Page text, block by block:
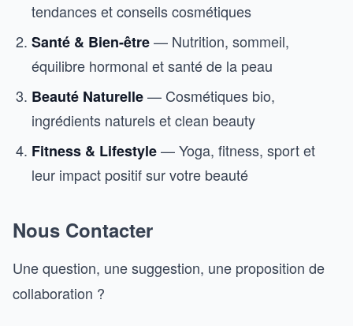
tendances et conseils cosmétiques
Santé & Bien-être— Nutrition, sommeil,
équilibre hormonal et santé de la peau
Beauté Naturelle— Cosmétiques bio,
ingrédients naturels et clean beauty
Fitness & Lifestyle— Yoga, fitness, sport et
leur impact positif sur votre beauté
Nous Contacter
Une question, une suggestion, une proposition de
collaboration ?